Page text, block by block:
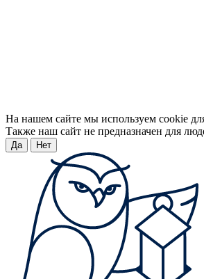
На нашем сайте мы используем cookie
Также наш сайт не предназначен для
Да Нет